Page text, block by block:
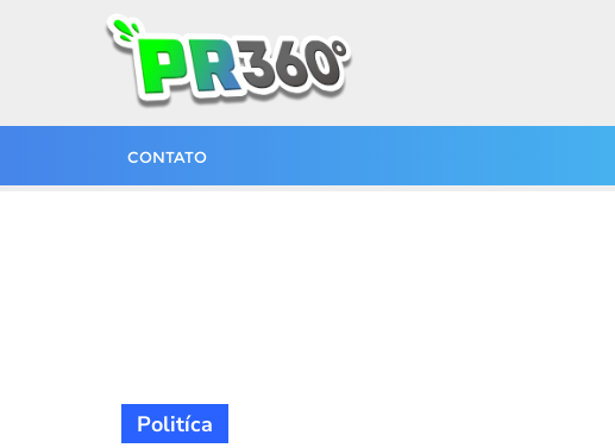
CONTATO
Politíca